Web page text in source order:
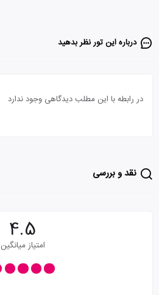
درباره این تور‌ نظر بدهید
در رابطه با این مطلب دیدگاهی وجود ندارد
نقد و بررسی
4.5
امتیاز میانگین